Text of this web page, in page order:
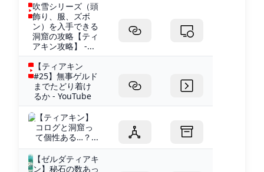
吹雪シリーズ（頭
飾り、服、ズボ
ン）を入手できる
洞窟の攻略【ティ
アキン攻略】 -...
【ティアキン
#25】無事ゲルド
までたどり着け
るか - YouTube
【ティアキン】
コログと洞窟っ
て個性ある…？...
【ゼルダティアキ
ン】秘石の数あっ